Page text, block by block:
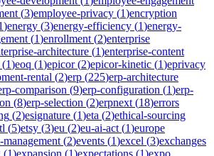
(3)employee-privacy (1)encryption
)energy (3)energy-efficiency (1)energy-
(1)enrollment (2)enterprise
architecture (1)enterprise-content
(1)eoq (1)epicor(2)epicor-kinetic (1)eprivacy
rental (2)erp (225)erp-architecture
comparison (9)erp-configuration (1)erp-
(8)erp-selection (2)erpnext (18)errors
(2)esignature (1)eta (2)ethical-sourcing
(5)etsy (3)eu (2)eu-ai-act (1)europe
management (2)events (1)excel (3)exchanges
(1)expansion (1)expectations (1)expo